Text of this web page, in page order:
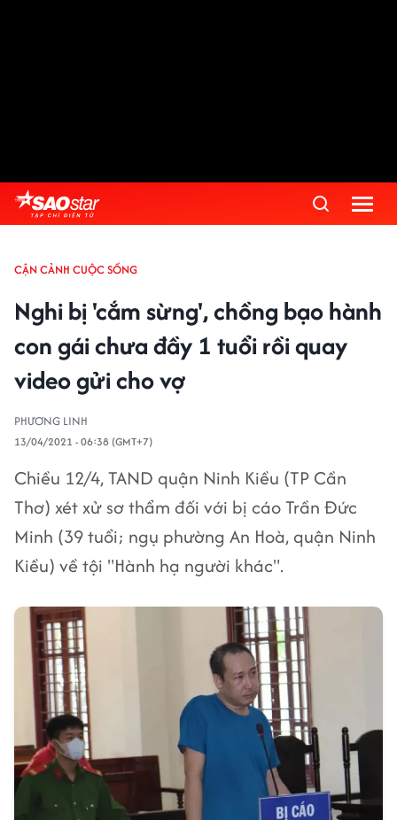
CẬN CẢNH CUỘC SỐNG
Nghi bị 'cắm sừng', chồng bạo hành
con gái chưa đầy 1 tuổi rồi quay
video gửi cho vợ
PHƯƠNG LINH
13/04/2021 - 06:38 (GMT+7)
Chiều 12/4, TAND quận Ninh Kiều (TP Cần
Thơ) xét xử sơ thẩm đối với bị cáo Trần Đức
Minh (39 tuổi; ngụ phường An Hoà, quận Ninh
Kiều) về tội "Hành hạ người khác".